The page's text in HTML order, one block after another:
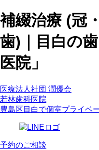
補綴治療 (冠
歯)｜目白の
医院」
医療法人社団 潤優会
若林歯科医院
豊島区目白で個室プライベ
予約のご相談